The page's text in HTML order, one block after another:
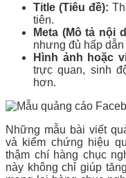
Title (Tiêu đề):
tiên.
Meta (Mô tả nội
nhưng đủ hấp
Hình ảnh hoặc
trực quan, sinh
hơn.
Những mẫu bài viết
và kiểm chứng hiệu
thậm chí hàng chục
này không chỉ giúp